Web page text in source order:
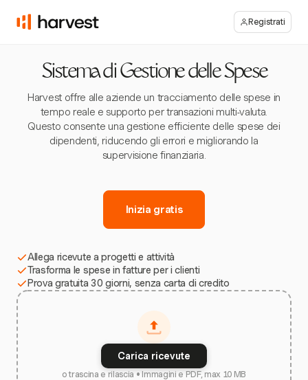
Registrati
Sistema di Gestione delle Spese
Harvest offre alle aziende un tracciamento delle spese in
tempo reale e supporto per transazioni multi-valuta.
Questo consente una gestione efficiente delle spese dei
dipendenti, riducendo gli errori e migliorando la
supervisione finanziaria.
Inizia gratis
Allega ricevute a progetti e attività
Trasforma le spese in fatture per i clienti
Prova gratuita 30 giorni, senza carta di credito
Carica ricevute
o trascina e rilascia • Immagini e PDF, max 10 MB